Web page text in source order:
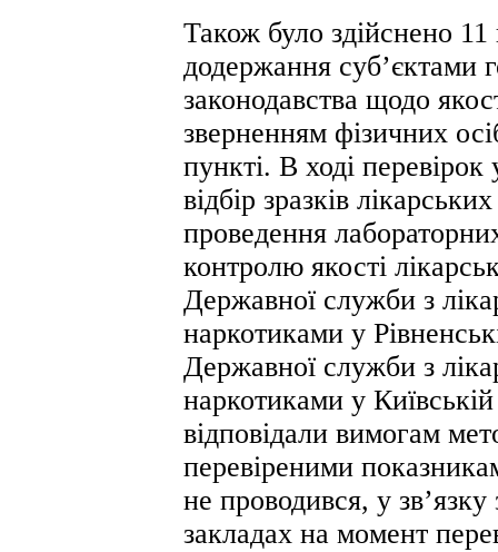
Також було здійснено
додержання суб’єктами
законодавства щодо
зверненням фізичних
пункті. В ході
відбір зразків
проведення
контролю якості
Державної служби з
наркотиками у
Державної служби з
наркотиками у
відповідали вимогам
перевіреними
не проводився, у зв’язку
закладах на момент